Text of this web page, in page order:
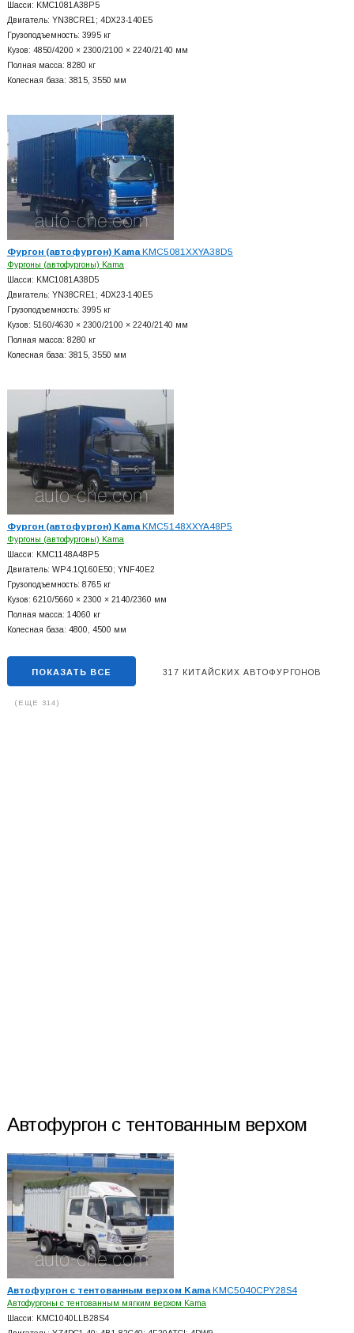
Шасси: KMC1081A38P5
Двигатель: YN38CRE1; 4DX23-140E5
Грузоподъемность: 3995 кг
Кузов: 4850/4200 × 2300/2100 × 2240/2140 мм
Полная масса: 8280 кг
Колесная база: 3815, 3550 мм
Фургон (автофургон) KamaKMC5081XXYA38D5
Фургоны (автофургоны) Kama
Шасси: KMC1081A38D5
Двигатель: YN38CRE1; 4DX23-140E5
Грузоподъемность: 3995 кг
Кузов: 5160/4630 × 2300/2100 × 2240/2140 мм
Полная масса: 8280 кг
Колесная база: 3815, 3550 мм
Фургон (автофургон) KamaKMC5148XXYA48P5
Фургоны (автофургоны) Kama
Шасси: KMC1148A48P5
Двигатель: WP4.1Q160E50; YNF40E2
Грузоподъемность: 8765 кг
Кузов: 6210/5660 × 2300 × 2140/2360 мм
Полная масса: 14060 кг
Колесная база: 4800, 4500 мм
ПОКАЗАТЬ ВСЕ 317 КИТАЙСКИХ АВТОФУРГОНОВ
(ЕЩЕ 314)
Автофургон с тентованным верхом
Автофургон с тентованным верхом KamaKMC5040CPY28S4
Автофургоны с тентованным мягким верхом Kama
Шасси: KMC1040LLB28S4